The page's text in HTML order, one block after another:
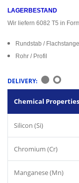
LAGERBESTAND
Wir liefern 6082 T5 in
Rundstab / Flachstange
Rohr / Profil
DELIVERY:
Chemical Properties
Silicon (Si)
Chromium (Cr)
Manganese (Mn)